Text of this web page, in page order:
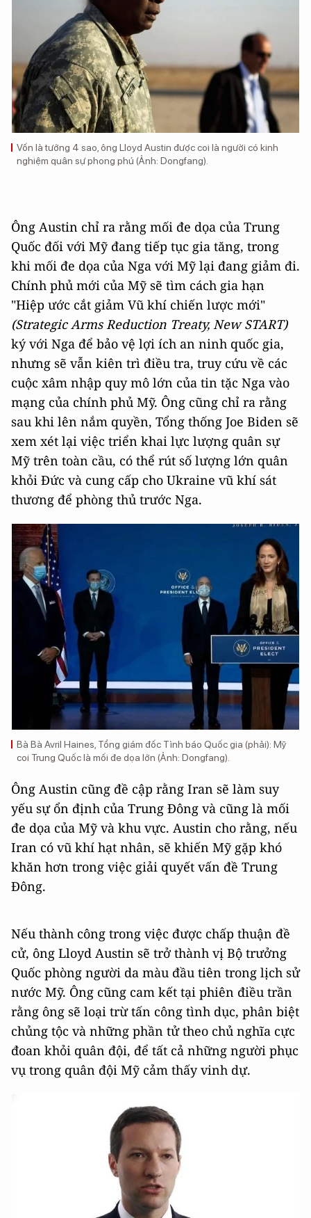
Vốn là tướng 4 sao, ông Lloyd Austin được coi là người có kinh
nghiệm quân sự phong phú (Ảnh: Dongfang).
Ông Austin chỉ ra rằng mối đe dọa của Trung
Quốc đối với Mỹ đang tiếp tục gia tăng, trong
khi mối đe dọa của Nga với Mỹ lại đang giảm đi.
Chính phủ mới của Mỹ sẽ tìm cách gia hạn
"Hiệp ước cắt giảm Vũ khí chiến lược mới"
(Strategic Arms Reduction Treaty, New START)
ký với Nga để bảo vệ lợi ích an ninh quốc gia,
nhưng sẽ vẫn kiên trì điều tra, truy cứu về các
cuộc xâm nhập quy mô lớn của tin tặc Nga vào
mạng của chính phủ Mỹ. Ông cũng chỉ ra rằng
sau khi lên nắm quyền, Tổng thống Joe Biden sẽ
xem xét lại việc triển khai lực lượng quân sự
Mỹ trên toàn cầu, có thể rút số lượng lớn quân
khỏi Đức và cung cấp cho Ukraine vũ khí sát
thương để phòng thủ trước Nga.
Bà Bà Avril Haines, Tổng giám đốc Tình báo Quốc gia (phải): Mỹ
coi Trung Quốc là mối đe dọa lớn (Ảnh: Dongfang).
Ông Austin cũng đề cập rằng Iran sẽ làm suy
yếu sự ổn định của Trung Đông và cũng là mối
đe dọa của Mỹ và khu vực. Austin cho rằng, nếu
Iran có vũ khí hạt nhân, sẽ khiến Mỹ gặp khó
khăn hơn trong việc giải quyết vấn đề Trung
Đông.
Nếu thành công trong việc được chấp thuận đề
cử, ông Lloyd Austin sẽ trở thành vị Bộ trưởng
Quốc phòng người da màu đầu tiên trong lịch sử
nước Mỹ. Ông cũng cam kết tại phiên điều trần
rằng ông sẽ loại trừ tấn công tình dục, phân biệt
chủng tộc và những phần tử theo chủ nghĩa cực
đoan khỏi quân đội, để tất cả những người phục
vụ trong quân đội Mỹ cảm thấy vinh dự.